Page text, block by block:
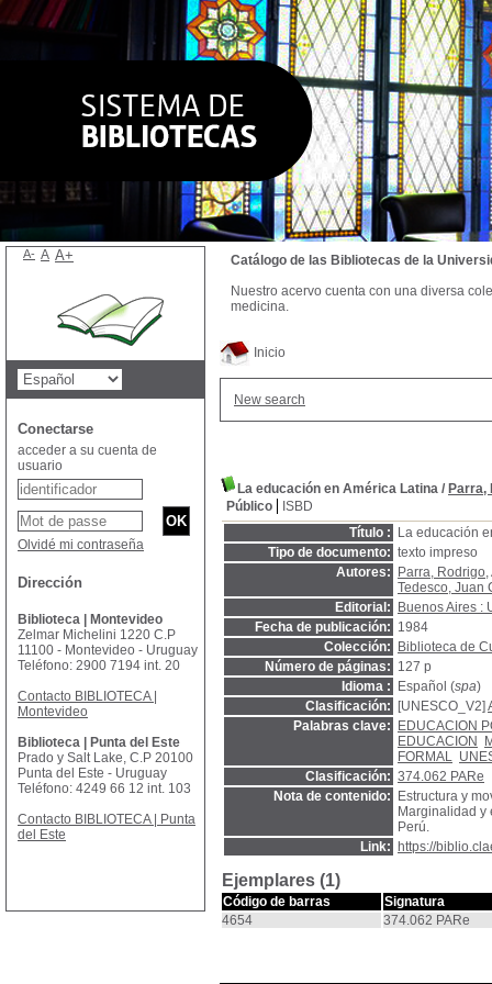
Inicio
New search
La educación en América Latina / Parra,
Público
ISBD
Título :
La educación
Tipo de documento: texto impreso
Autores:
Parra, Rodrigo
Tedesco, Juan
Editorial:
Buenos Aires :
Fecha de publicación: 1984
Colección:
Biblioteca de
Número de páginas: 127 p
Idioma :
Español (spa)
Clasificación:
[UNESCO_V2]
Palabras clave:
EDUCACION
EDUCACION
FORMAL
Clasificación: 374.062 PARe
Nota de contenido:
Estructura y
Marginalidad y
Perú.
Link:
https://
Ejemplares (1)
Código de barras
Signatura
4654
374.062 PARe
Catálogo de las Bibliotecas de la
Nuestro acervo cuenta con una diversa
medicina.
A- A A+
Conectarse
acceder a su cuenta de
usuario
Olvidé mi contraseña
Dirección
Biblioteca | Montevideo
Zelmar Michelini 1220 C.P
11100 - Montevideo - Uruguay
Teléfono: 2900 7194 int. 20
Contacto BIBLIOTECA |
Montevideo
Biblioteca | Punta del Este
Prado y Salt Lake, C.P 20100
Punta del Este - Uruguay
Teléfono: 4249 66 12 int. 103
Contacto BIBLIOTECA | Punta
del Este